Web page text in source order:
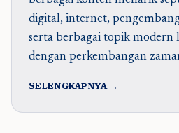
digital, internet,
serta berbagai topik modern
dengan perkembangan
SELENGKAPNYA →